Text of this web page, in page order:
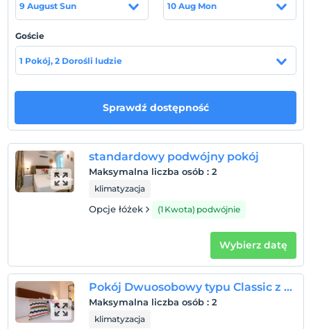
hazırlanan yemeklerin tadını çıkarabilirler. Yerel Tarih
mesafesindedir. Halk plajları ise arabayla 10 dakika
uzaklıktadır.
İskelelere 300 metre mesafedeki bu eski taş ev, rahat bir
yürüyerek 10 dakika mesafedeki otel genelinde ücretsiz
Wi-Fi mevcuttur. Hotel Katina'nın tüm odaları klima, TV
ve kasa ile donatılmıştır. Özel banyoda duş ve tuvalet
vardır.
Pokaż na mapie
Zasady hotelu
Zameldować się
Po 14:00
9 August Sun 10 Aug Mon
Goście
1 Pokój, 2 Dorośli ludzie
Sprawdź dostępność
standardowy podwójny pokój
Maksymalna liczba osób : 2
klimatyzacja
Opcje łóżek (1 Kwota) podwójnie
Wybierz datę
Pokój Dwuosobowy typu Classic z balkonem z widokiem na morze
Maksymalna liczba osób : 2
klimatyzacja